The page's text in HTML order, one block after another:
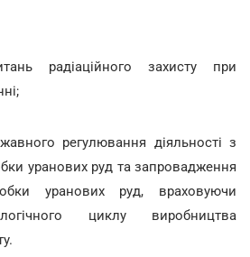
радіаційного захисту при
регулювання діяльності з
уранових руд та запровадження
уранових руд, враховуючи
циклу виробництва